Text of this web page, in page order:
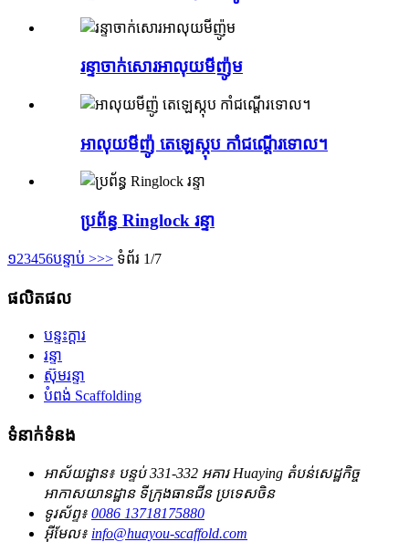
រន្ទាចាក់សោរអាលុយមីញ៉ូម
អាលុយមីញ៉ូ តេឡេស្កុប កាំជណ្ដើរទោល។
ប្រព័ន្ធ Ringlock រន្ទា
១23456បន្ទាប់ >>> ទំព័រ 1/7
ផលិតផល
បន្ទះក្តារ
រន្ទា
ស៊ុមរន្ទា
បំពង់ Scaffolding
ទំនាក់ទំនង
អាស័យដ្ឋាន៖ បន្ទប់ 331-332 អគារ Huaying តំបន់សេដ្ឋកិច្ច
អាកាសយានដ្ឋាន ទីក្រុងធានជីន ប្រទេសចិន
ទូរស័ព្ទ៖ 0086 13718175880
អ៊ីមែល៖ info@huayou-scaffold.com